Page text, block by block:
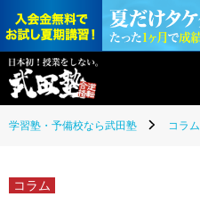
学習塾・予備校なら武田塾 コラム
コラム